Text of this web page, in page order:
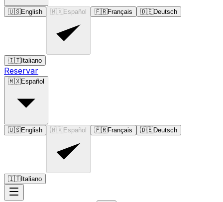
🇺🇸English 🇲🇽 Español 🇫🇷Français 🇩🇪Deutsch
🇮🇹Italiano
Reservar
🇲🇽Español
🇺🇸English 🇲🇽 Español 🇫🇷Français 🇩🇪Deutsch
🇮🇹Italiano